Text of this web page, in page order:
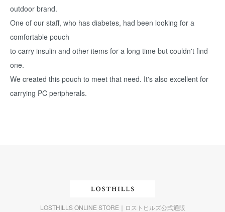
outdoor brand.
One of our staff, who has diabetes, had been looking for a
comfortable pouch
to carry insulin and other items for a long time but couldn't find
one.
We created this pouch to meet that need. It's also excellent for
carrying PC peripherals.
LOSTHILLS ONLINE STORE｜ロストヒルズ公式通販